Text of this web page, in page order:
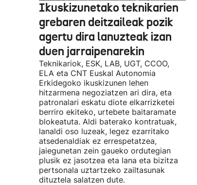
Ikuskizunetako teknikarien
grebaren deitzaileak pozik
agertu dira lanuzteak izan
duen jarraipenarekin
Teknikariok, ESK, LAB, UGT, CCOO,
ELA eta CNT Euskal Autonomia
Erkidegoko ikuskizunen lehen
hitzarmena negoziatzen ari dira, eta
patronalari eskatu diote elkarrizketei
berriro ekiteko, urtebete baitaramate
blokeatuta. Aldi baterako kontratuak,
lanaldi oso luzeak, legez ezarritako
atsedenaldiak ez errespetatzea,
jaiegunetan zein gaueko ordutegian
plusik ez jasotzea eta lana eta bizitza
pertsonala uztartzeko zailtasunak
dituztela salatzen dute.